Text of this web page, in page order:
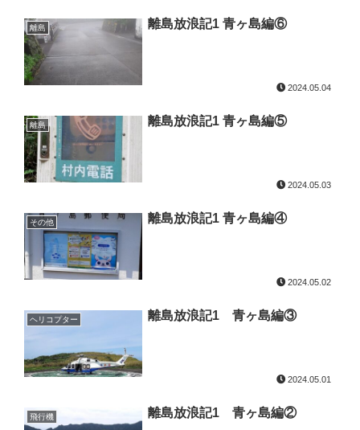
離島 離島放浪記1 青ヶ島編⑥
2024.05.04
離島 離島放浪記1 青ヶ島編⑤
2024.05.03
その他 離島放浪記1 青ヶ島編④
2024.05.02
ヘリコプター 離島放浪記1 青ヶ島編③
2024.05.01
飛行機 離島放浪記1 青ヶ島編②